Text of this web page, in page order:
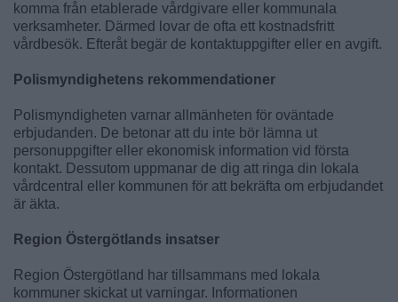
komma från etablerade vårdgivare eller kommunala
verksamheter. Därmed lovar de ofta ett kostnadsfritt
vårdbesök. Efteråt begär de kontaktuppgifter eller en avgift.
Polismyndighetens rekommendationer
Polismyndigheten varnar allmänheten för oväntade
erbjudanden. De betonar att du inte bör lämna ut
personuppgifter eller ekonomisk information vid första
kontakt. Dessutom uppmanar de dig att ringa din lokala
vårdcentral eller kommunen för att bekräfta om erbjudandet
är äkta.
Region Östergötlands insatser
Region Östergötland har tillsammans med lokala
kommuner skickat ut varningar. Informationen